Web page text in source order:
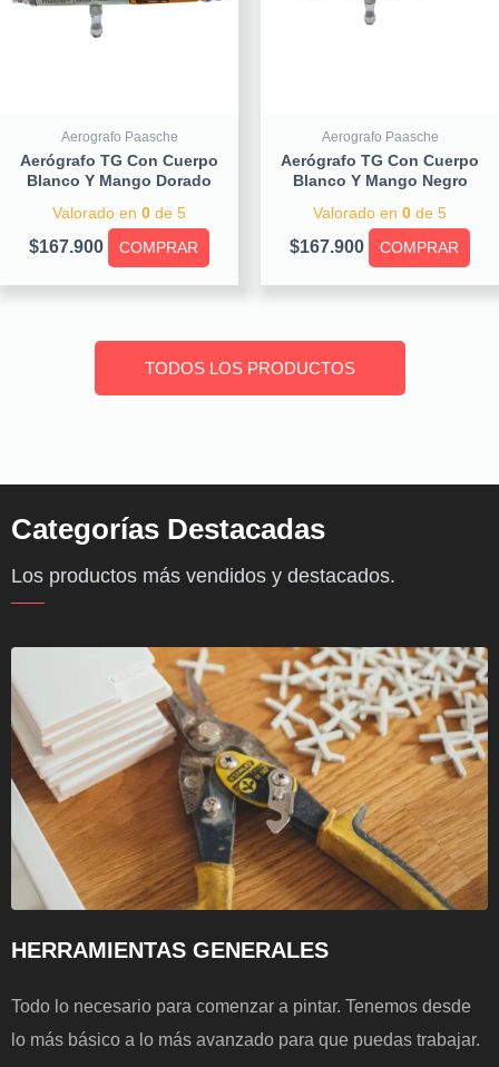
Aerografo Paasche
Aerógrafo TG Con Cuerpo
Blanco Y Mango Dorado
Valorado en 0 de 5
$167.900 COMPRAR
Aerografo Paasche
Aerógrafo TG Con Cuerpo
Blanco Y Mango Negro
Valorado en 0 de 5
$167.900 COMPRAR
TODOS LOS PRODUCTOS
Categorías Destacadas
Los productos más vendidos y destacados.
HERRAMIENTAS GENERALES
Todo lo necesario para comenzar a pintar. Tenemos desde
lo más básico a lo más avanzado para que puedas trabajar.